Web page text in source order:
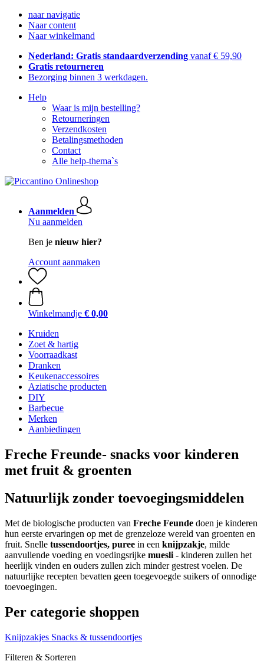
naar navigatie
Naar content
Naar winkelmand
Nederland: Gratis standaardverzending vanaf € 59,90
Gratis retourneren
Bezorging binnen 3 werkdagen.
Help
Waar is mijn bestelling?
Retourneringen
Verzendkosten
Betalingsmethoden
Contact
Alle help-thema`s
Aanmelden
Nu aanmelden
Ben je nieuw hier?
Account aanmaken
Winkelmandje € 0,00
Kruiden
Zoet & hartig
Voorraadkast
Dranken
Keukenaccessoires
Aziatische producten
DIY
Barbecue
Merken
Aanbiedingen
Freche Freunde- snacks voor kinderen
met fruit & groenten
Natuurlijk zonder toevoegingsmiddelen
Met de biologische producten van Freche Feunde doen je kinderen
hun eerste ervaringen op met de grenzeloze wereld van groenten en
fruit. Snelle tussendoortjes, puree in een knijpzakje, milde
aanvullende voeding en voedingsrijke muesli - kinderen zullen het
heerlijk vinden en ouders zullen zich minder gestrest voelen. De
natuurlijke recepten bevatten geen toegevoegde suikers of onnodige
toevoegingen.
Per categorie shoppen
Knijpzakjes Snacks & tussendoortjes
Filteren & Sorteren